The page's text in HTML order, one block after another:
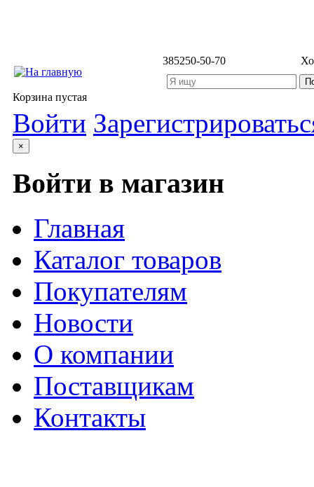
385250-50-70
Корзина пустая
Войти
×
Войти в магазин
Главная
Каталог товаров
Покупателям
Новости
О компании
Поставщикам
Контакты